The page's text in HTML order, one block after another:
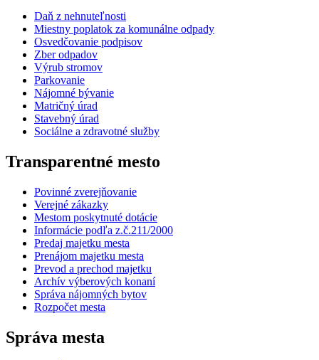
Daň z nehnuteľnosti
Miestny poplatok za komunálne odpady
Osvedčovanie podpisov
Zber odpadov
Výrub stromov
Parkovanie
Nájomné bývanie
Matričný úrad
Stavebný úrad
Sociálne a zdravotné služby
Transparentné mesto
Povinné zverejňovanie
Verejné zákazky
Mestom poskytnuté dotácie
Informácie podľa z.č.211/2000
Predaj majetku mesta
Prenájom majetku mesta
Prevod a prechod majetku
Archív výberových konaní
Správa nájomných bytov
Rozpočet mesta
Správa mesta